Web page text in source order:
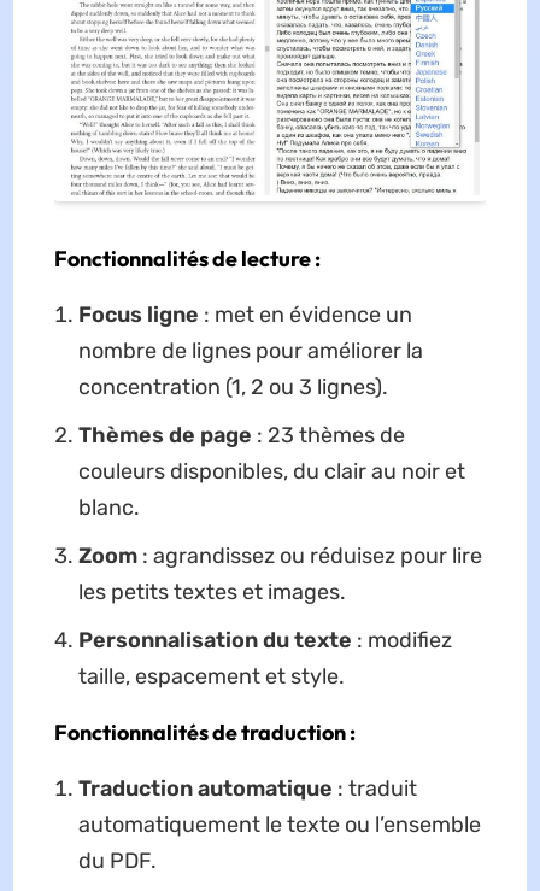
Fonctionnalités de lecture :
Focus ligne : met en évidence un
nombre de lignes pour améliorer la
concentration (1, 2 ou 3 lignes).
Thèmes de page : 23 thèmes de
couleurs disponibles, du clair au noir et
blanc.
Zoom: agrandissez ou réduisez pour lire
les petits textes et images.
Personnalisation du texte : modifiez
taille, espacement et style.
Fonctionnalités de traduction :
Traduction automatique : traduit
automatiquement le texte ou l’ensemble
du PDF.